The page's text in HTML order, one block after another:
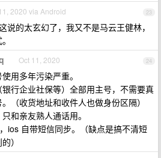
23
2020 via Android
说的太玄幻了，我又不是马云王健林，
24
Oct 11, 2020
用多年污染严重。
行企业社保等）全部用主号，不需要真
（收货地址和收件人也做身份区隔）
和亲友熟人通话用。
ios 自带短信同步。（缺点是搞不清短
）